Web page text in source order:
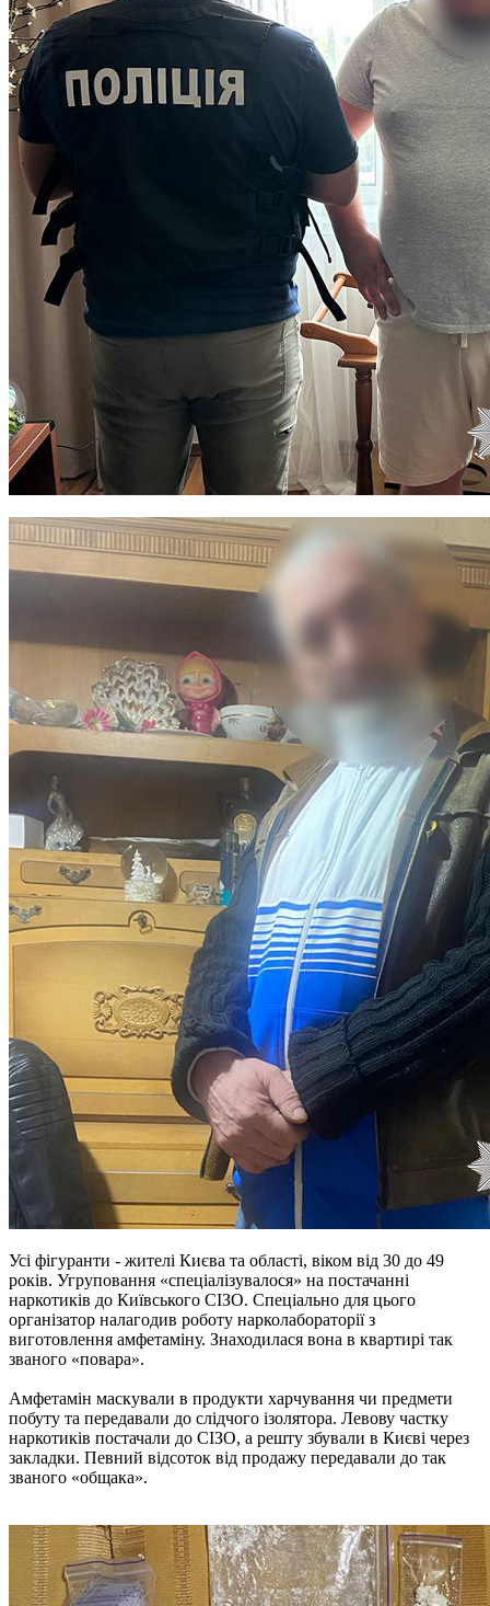
Усі фігуранти - жителі Києва та області, віком від 30 до 49
років. Угруповання «спеціалізувалося» на постачанні
наркотиків до Київського СІЗО. Спеціально для цього
організатор налагодив роботу нарколабораторії з
виготовлення амфетаміну. Знаходилася вона в квартирі так
званого «повара».
Амфетамін маскували в продукти харчування чи предмети
побуту та передавали до слідчого ізолятора. Левову частку
наркотиків постачали до СІЗО, а решту збували в Києві через
закладки. Певний відсоток від продажу передавали до так
званого «общака».